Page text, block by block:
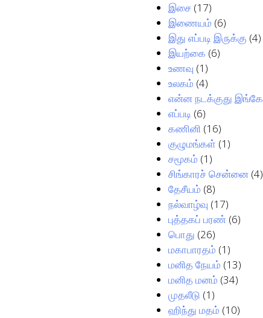
இசை (17)
இணையம் (6)
இது எப்படி இருக்கு (4)
இயற்கை (6)
உணவு (1)
உலகம் (4)
என்ன நடக்குது இங்கே
எப்படி (6)
கணினி (16)
குழுமங்கள் (1)
சமூகம் (1)
சிங்காரச் சென்னை (4)
தேசீயம் (8)
நல்வாழ்வு (17)
புத்தகப் பரண் (6)
பொது (26)
மகாபாரதம் (1)
மனித நேயம் (13)
மனித மனம் (34)
முதலீடு (1)
ஹிந்து மதம் (10)